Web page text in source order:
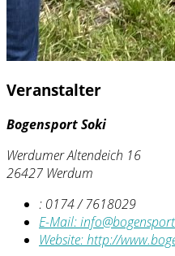
Veranstalter
Bogensport Soki
Werdumer Altendeich 16
26427 Werdum
: 0174 / 7618029
E-Mail:
Website:http://